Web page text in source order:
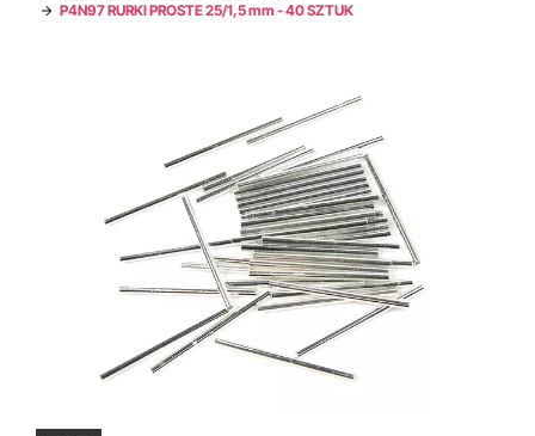
P4N97 RURKI PROSTE 25/1,5 mm - 40 SZTUK